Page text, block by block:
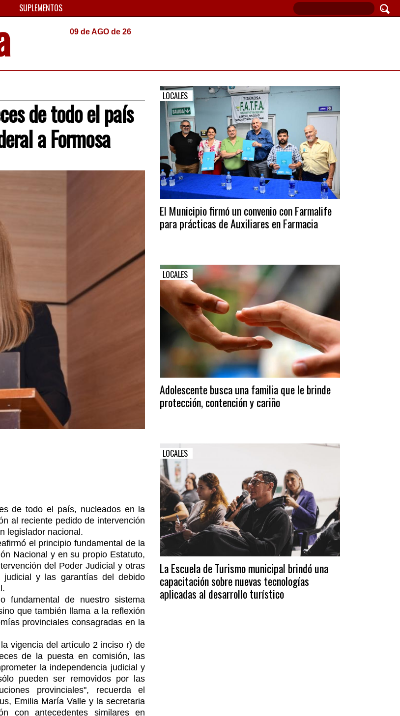
SUPLEMENTOS
09 de AGO de 26
de todo el país
a Formosa
de todo el país, nucleados en la
al reciente pedido de intervención
legislador nacional.
el principio fundamental de la
Nacional y en su propio Estatuto,
del Poder Judicial y otras
judicial y las garantías del debido
fundamental de nuestro sistema
que también llama a la reflexión
provinciales consagradas en la
vigencia del artículo 2 inciso r) de
de la puesta en comisión, las
la independencia judicial y
pueden ser removidos por las
provinciales", recuerda el
Emilia María Valle y la secretaria
con antecedentes similares en
LOCALES
El Municipio firmó un convenio con Farmalife
para prácticas de Auxiliares en Farmacia
LOCALES
Adolescente busca una familia que le brinde
protección, contención y cariño
LOCALES
La Escuela de Turismo municipal brindó una
capacitación sobre nuevas tecnologías
aplicadas al desarrollo turístico